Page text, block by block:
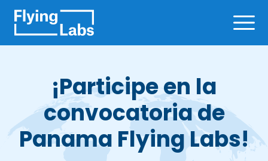
¡Participe en la
convocatoria de
Panama Flying Labs!